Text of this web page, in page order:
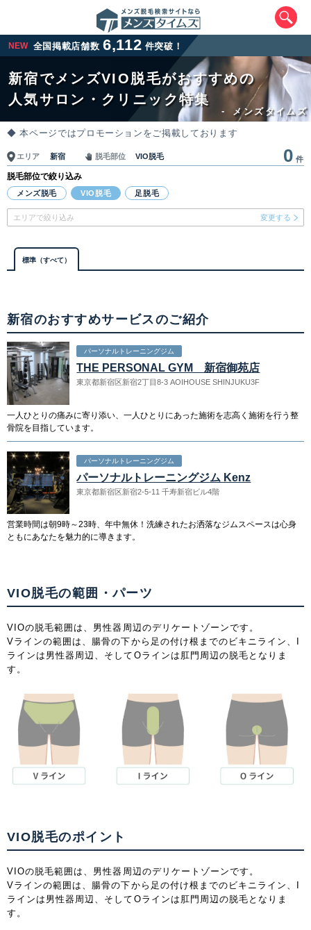
NEW 全国掲載店舗数 6,112 件突破！
新宿でメンズVIO脱毛がおすすめの
人気サロン・クリニック特集
- メンズタイムズ
◆ 本ページではプロモーションをご掲載しております
エリア 新宿 脱毛部位 VIO脱毛 0 件
脱毛部位で絞り込み
メンズ脱毛 VIO脱毛 足脱毛
エリアで絞り込み 変更する
標準（すべて）
新宿のおすすめサービスのご紹介
パーソナルトレーニングジム
THE PERSONAL GYM 新宿御苑店
東京都新宿区新宿2丁目8-3 AOIHOUSE SHINJUKU3F
一人ひとりの痛みに寄り添い、一人ひとりにあった施術を志高く施術を行う整
骨院を目指しています。
パーソナルトレーニングジム
パーソナルトレーニングジム Kenz
東京都新宿区新宿2-5-11 千寿新宿ビル4階
営業時間は朝9時～23時、年中無休！洗練されたお洒落なジムスペースは心身
ともにあなたを魅力的に導きます。
VIO脱毛の範囲・パーツ
VIOの脱毛範囲は、男性器周辺のデリケートゾーンです。
Vラインの範囲は、腸骨の下から足の付け根までのビキニライン、I
ラインは男性器周辺、そしてOラインは肛門周辺の脱毛となりま
す。
VIO脱毛のポイント
VIOの脱毛範囲は、男性器周辺のデリケートゾーンです。
Vラインの範囲は、腸骨の下から足の付け根までのビキニライン、I
ラインは男性器周辺、そしてOラインは肛門周辺の脱毛となりま
す。
エリアから最寄りサロンを探す
北海道・東北
北海道
関東
茨城県 栃木県 群馬県
千葉県 東京都 神奈川県
中部
新潟県
山梨県 長野県 岐阜県 静岡県
愛知県
滋賀県 京都府
中国・四国
山口県 徳島県 香川県
高知県
大分県 宮崎県 鹿児島県 沖縄県